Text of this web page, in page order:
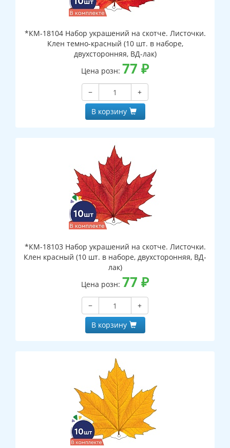
*КМ-18104 Набор украшений на скотче. Листочки.
Клен темно-красный (10 шт. в наборе,
двухсторонняя, ВД-лак)
Цена розн: 77 ₽
−
+
В корзину
*КМ-18103 Набор украшений на скотче. Листочки.
Клен красный (10 шт. в наборе, двухсторонняя, ВД-
лак)
Цена розн: 77 ₽
−
+
В корзину